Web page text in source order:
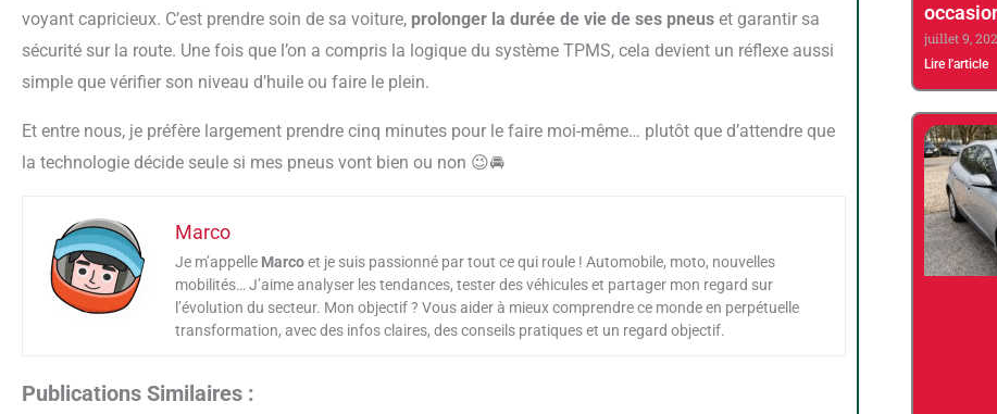
juillet 9,
Lire l'article
voyant capricieux. C’est prendre soin de sa voiture, prolonger la durée de vie de ses pneus et garantir sa
sécurité sur la route. Une fois que l’on a compris la logique du système TPMS, cela devient un réflexe aussi
simple que vérifier son niveau d’huile ou faire le plein.
Et entre nous, je préfère largement prendre cinq minutes pour le faire moi-même… plutôt que d’attendre que
la technologie décide seule si mes pneus vont bien ou non 😉🚘
Marco
Je m’appelle Marcoet je suis passionné par tout ce qui roule ! Automobile, moto, nouvelles
mobilités… J’aime analyser les tendances, tester des véhicules et partager mon regard sur
l’évolution du secteur. Mon objectif ? Vous aider à mieux comprendre ce monde en perpétuelle
transformation, avec des infos claires, des conseils pratiques et un regard objectif.
Publications Similaires :